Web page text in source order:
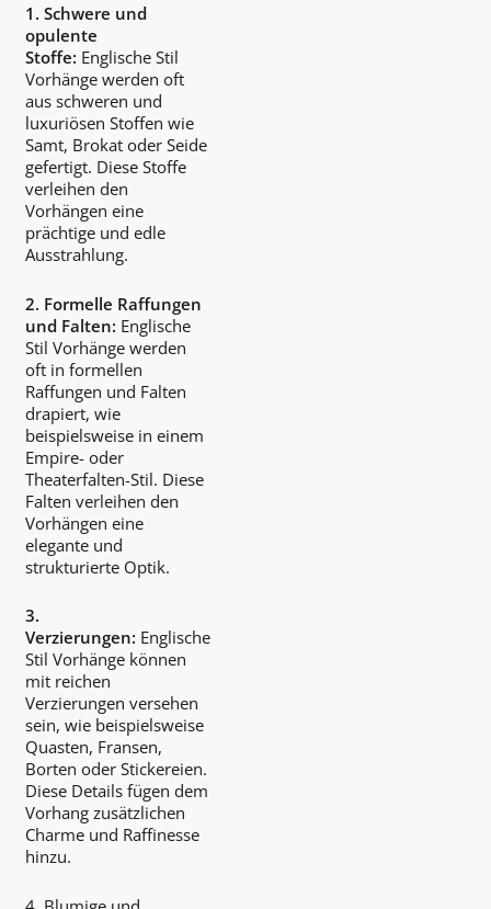
1. Schwere und
opulente
Stoffe: Englische Stil
Vorhänge werden oft
aus schweren und
luxuriösen Stoffen wie
Samt, Brokat oder Seide
gefertigt. Diese Stoffe
verleihen den
Vorhängen eine
prächtige und edle
Ausstrahlung.
2. Formelle Raffungen
und Falten: Englische
Stil Vorhänge werden
oft in formellen
Raffungen und Falten
drapiert, wie
beispielsweise in einem
Empire- oder
Theaterfalten-Stil. Diese
Falten verleihen den
Vorhängen eine
elegante und
strukturierte Optik.
3.
Verzierungen: Englische
Stil Vorhänge können
mit reichen
Verzierungen versehen
sein, wie beispielsweise
Quasten, Fransen,
Borten oder Stickereien.
Diese Details fügen dem
Vorhang zusätzlichen
Charme und Raffinesse
hinzu.